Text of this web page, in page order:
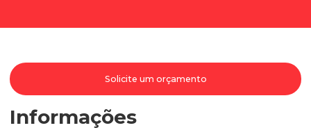
Solicite um orçamento
Informações